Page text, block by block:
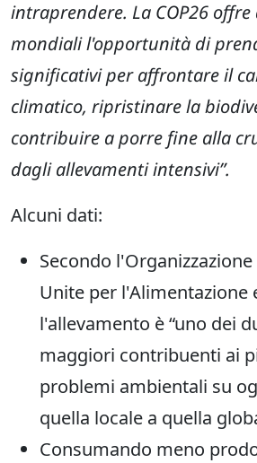
intraprendere. La COP26 offre
mondiali l'opportunità di
significativi per affrontare il
climatico, ripristinare la
contribuire a porre fine alla
dagli allevamenti intensivi”.
Alcuni dati:
Secondo
Unite per l'Alimentazione
l'allevamento è “uno dei
maggiori contribuenti ai
problemi ambientali su
quella locale a quella
Consumando meno